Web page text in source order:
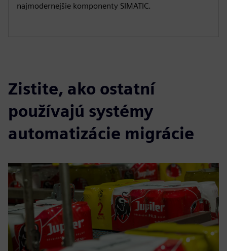
najmodernejšie komponenty SIMATIC.
Zistite, ako ostatní
používajú systémy
automatizácie migrácie